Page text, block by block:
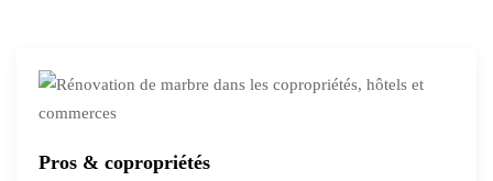
Pros & copropriétés